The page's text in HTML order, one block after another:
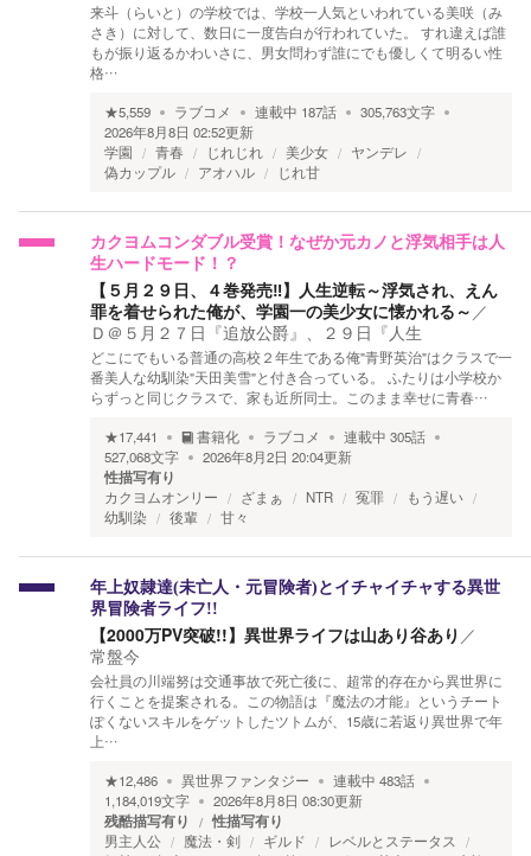
来斗（らいと）の学校では、学校一人気といわれている美咲（み
さき）に対して、数日に一度告白が行われていた。 すれ違えば誰
もが振り返るかわいさに、男女問わず誰にでも優しくて明るい性
格…
★5,559 ラブコメ 連載中 187話 305,763文字
2026年8月8日 02:52更新
学園
青春 じれじれ 美少女
ヤンデレ
偽カップル
アオハル じれ甘
カクヨムコンダブル受賞！なぜか元カノと浮気相手は人
生ハードモード！？
【５月２９日、４巻発売‼】人生逆転～浮気され、えん
罪を着せられた俺が、学園一の美少女に懐かれる～ ／
Ｄ＠５月２７日『追放公爵』、２９日『人生
どこにでもいる普通の高校２年生である俺"青野英治"はクラスで一
番美人な幼馴染"天田美雪"と付き合っている。 ふたりは小学校か
らずっと同じクラスで、家も近所同士。このまま幸せに青春…
★17,441 書籍化 ラブコメ 連載中 305話
527,068文字 2026年8月2日 20:04更新
性描写有り
カクヨムオンリー ざまぁ NTR 冤罪
もう遅い
幼馴染
後輩 甘々
年上奴隷達(未亡人・元冒険者)とイチャイチャする異世
界冒険者ライフ!!
【2000万PV突破!!】異世界ライフは山あり谷あり ／
常盤今
会社員の川端努は交通事故で死亡後に、超常的存在から異世界に
行くことを提案される。この物語は『魔法の才能』というチート
ぽくないスキルをゲットしたツトムが、15歳に若返り異世界で年
上…
★12,486 異世界ファンタジー 連載中 483話
1,184,019文字 2026年8月8日 08:30更新
残酷描写有り 性描写有り
男主人公 魔法・剣 ギルド
レベルとステータス